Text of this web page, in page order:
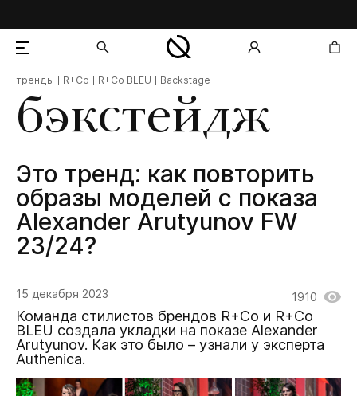
добавлен в корзину
бэкстейдж
Это тренд: как повторить
образы моделей с показа
Alexander Arutyunov FW
23/24?
тренды R+Co R+Co BLEU Backstage
15 декабря 2023 1910
Команда стилистов брендов R+Co и R+Co
BLEU создала укладки на показе Alexander
Arutyunov. Как это было – узнали у эксперта
Authenica.